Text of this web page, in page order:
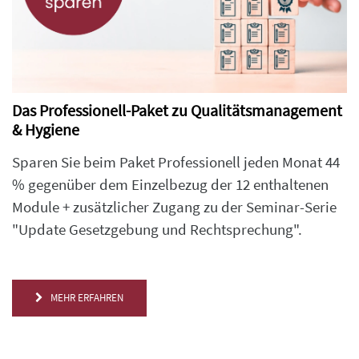
Das Professionell-Paket zu Qualitätsmanagement
& Hygiene
Sparen Sie beim Paket Professionell jeden Monat 44
% gegenüber dem Einzelbezug der 12 enthaltenen
Module + zusätzlicher Zugang zu der Seminar-Serie
"Update Gesetzgebung und Rechtsprechung".
MEHR ERFAHREN